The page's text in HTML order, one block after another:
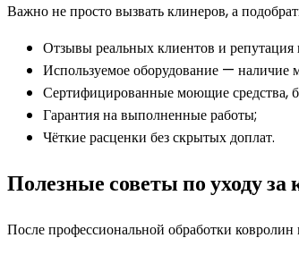
Важно не просто вызвать клинеров, а
Отзывы реальных клиентов и репутация
Используемое оборудование — наличие
Сертифицированные моющие средства,
Гарантия на выполненные работы;
Чёткие расценки без скрытых доплат.
Полезные советы по уходу
После профессиональной обработки